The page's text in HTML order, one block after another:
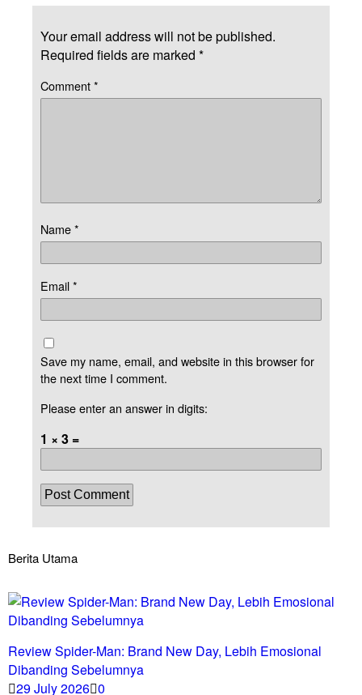
Your email address will not be published.
Required fields are marked *
Comment*
Name*
Email*
Save my name, email, and website in this browser for
the next time I comment.
Please enter an answer in digits:
1 × 3 =
Berita Utama
Review Spider-Man: Brand New Day, Lebih Emosional
Dibanding Sebelumnya
29 July 2026 0